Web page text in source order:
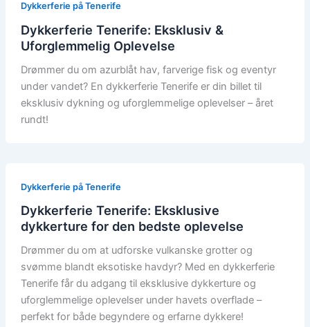
Dykkerferie på Tenerife
Dykkerferie Tenerife: Eksklusiv &
Uforglemmelig Oplevelse
Drømmer du om azurblåt hav, farverige fisk og eventyr
under vandet? En dykkerferie Tenerife er din billet til
eksklusiv dykning og uforglemmelige oplevelser – året
rundt!
Dykkerferie på Tenerife
Dykkerferie Tenerife: Eksklusive
dykkerture for den bedste oplevelse
Drømmer du om at udforske vulkanske grotter og
svømme blandt eksotiske havdyr? Med en dykkerferie
Tenerife får du adgang til eksklusive dykkerture og
uforglemmelige oplevelser under havets overflade –
perfekt for både begyndere og erfarne dykkere!